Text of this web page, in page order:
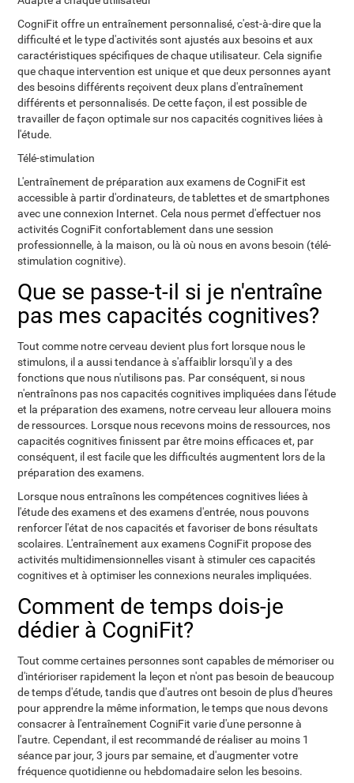
CogniFit offre un entraînement personnalisé, c'est-à-dire que la
difficulté et le type d'activités sont ajustés aux besoins et aux
caractéristiques spécifiques de chaque utilisateur. Cela signifie
que chaque intervention est unique et que deux personnes ayant
des besoins différents reçoivent deux plans d'entraînement
différents et personnalisés. De cette façon, il est possible de
travailler de façon optimale sur nos capacités cognitives liées à
l'étude.
Télé-stimulation
L'entraînement de préparation aux examens de CogniFit est
accessible à partir d'ordinateurs, de tablettes et de smartphones
avec une connexion Internet. Cela nous permet d'effectuer nos
activités CogniFit confortablement dans une session
professionnelle, à la maison, ou là où nous en avons besoin (télé-
stimulation cognitive).
Que se passe-t-il si je n'entraîne
pas mes capacités cognitives?
Tout comme notre cerveau devient plus fort lorsque nous le
stimulons, il a aussi tendance à s'affaiblir lorsqu'il y a des
fonctions que nous n'utilisons pas. Par conséquent, si nous
n'entraînons pas nos capacités cognitives impliquées dans l'étude
et la préparation des examens, notre cerveau leur allouera moins
de ressources. Lorsque nous recevons moins de ressources, nos
capacités cognitives finissent par être moins efficaces et, par
conséquent, il est facile que les difficultés augmentent lors de la
préparation des examens.
Lorsque nous entraînons les compétences cognitives liées à
l'étude des examens et des examens d'entrée, nous pouvons
renforcer l'état de nos capacités et favoriser de bons résultats
scolaires. L'entraînement aux examens CogniFit propose des
activités multidimensionnelles visant à stimuler ces capacités
cognitives et à optimiser les connexions neurales impliquées.
Comment de temps dois-je
dédier à CogniFit?
Tout comme certaines personnes sont capables de mémoriser ou
d'intérioriser rapidement la leçon et n'ont pas besoin de beaucoup
de temps d'étude, tandis que d'autres ont besoin de plus d'heures
pour apprendre la même information, le temps que nous devons
consacrer à l'entraînement CogniFit varie d'une personne à
l'autre. Cependant, il est recommandé de réaliser au moins 1
séance par jour, 3 jours par semaine, et d'augmenter votre
fréquence quotidienne ou hebdomadaire selon les besoins.